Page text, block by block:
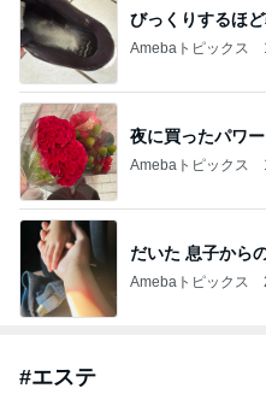
びっくりするほ
Amebaトピックス
夜に買ったパワ
Amebaトピックス
だいた 息子から
Amebaトピックス
#エステ